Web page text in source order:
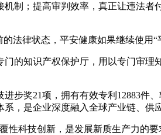
制；提高审判效率，真正让违法
法律状态，平安健康如果继续使用“
的知识产权保护厅，用以专门审
步奖21项，拥有有效专利12883件
，是企业深度融入全球产业链、供
科技创新，是发展新质生产力的